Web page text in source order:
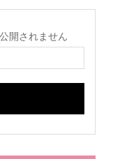
開されません